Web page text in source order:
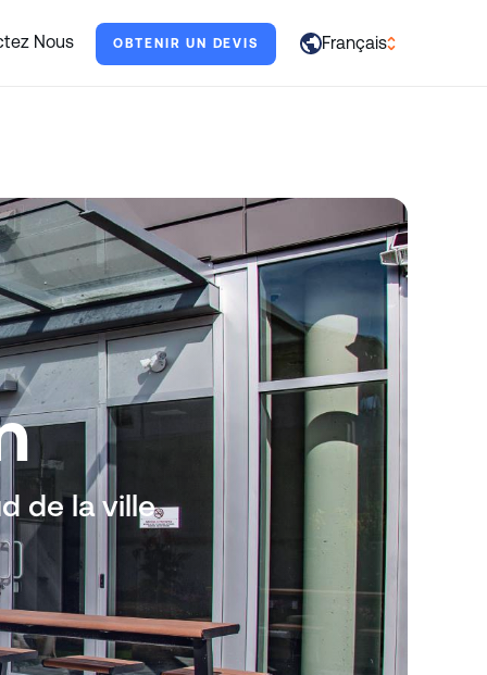
Nous OBTENIR UN DEVIS Français
Italiano
Português
Русский
Español
de la ville